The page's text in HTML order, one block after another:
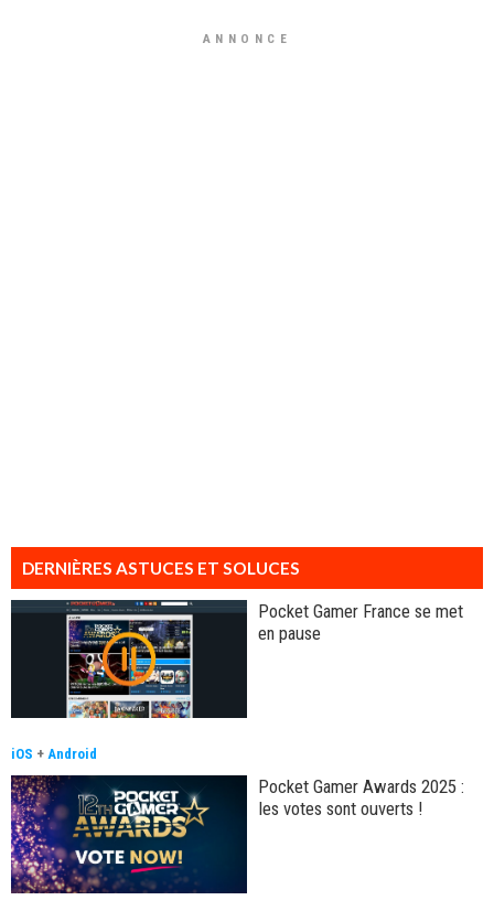
ANNONCE
DERNIÈRES ASTUCES ET SOLUCES
Pocket Gamer France se met
en pause
iOS + Android
Pocket Gamer Awards 2025 :
les votes sont ouverts !